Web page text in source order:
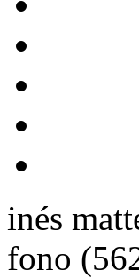
inés
fono